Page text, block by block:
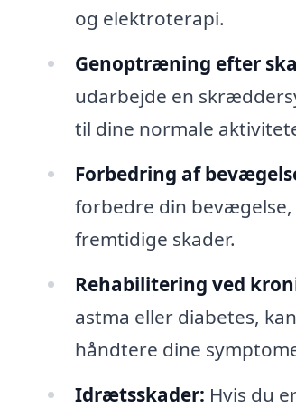
og elektroterapi.
Genoptræning efter
udarbejde en
til dine normale
Forbedring af
forbedre din
fremtidige skader.
Rehabilitering ved
astma eller diabetes,
håndtere dine
Idrætsskader: Hvis du